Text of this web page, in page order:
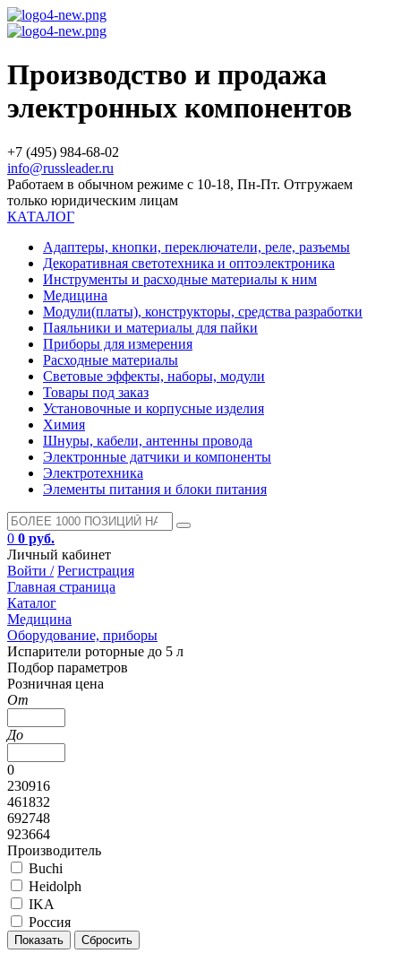
Производство и продажа
электронных компонентов
+7 (495) 984-68-02
info@russleader.ru
Работаем в обычном режиме с 10-18, Пн-Пт. Отгружаем
только юридическим лицам
КАТАЛОГ
Адаптеры, кнопки, переключатели, реле, разъемы
Декоративная светотехника и оптоэлектроника
Инструменты и расходные материалы к ним
Медицина
Модули(платы), конструкторы, средства разработки
Паяльники и материалы для пайки
Приборы для измерения
Расходные материалы
Световые эффекты, наборы, модули
Товары под заказ
Установочные и корпусные изделия
Химия
Шнуры, кабели, антенны провода
Электронные датчики и компоненты
Электротехника
Элементы питания и блоки питания
0 0 руб.
Личный кабинет
Войти / Регистрация
Главная страница
Каталог
Медицина
Оборудование, приборы
Испарители роторные до 5 л
Подбор параметров
Розничная цена
От
До
0
230916
461832
692748
923664
Производитель
Buchi
Heidolph
IKA
Россия